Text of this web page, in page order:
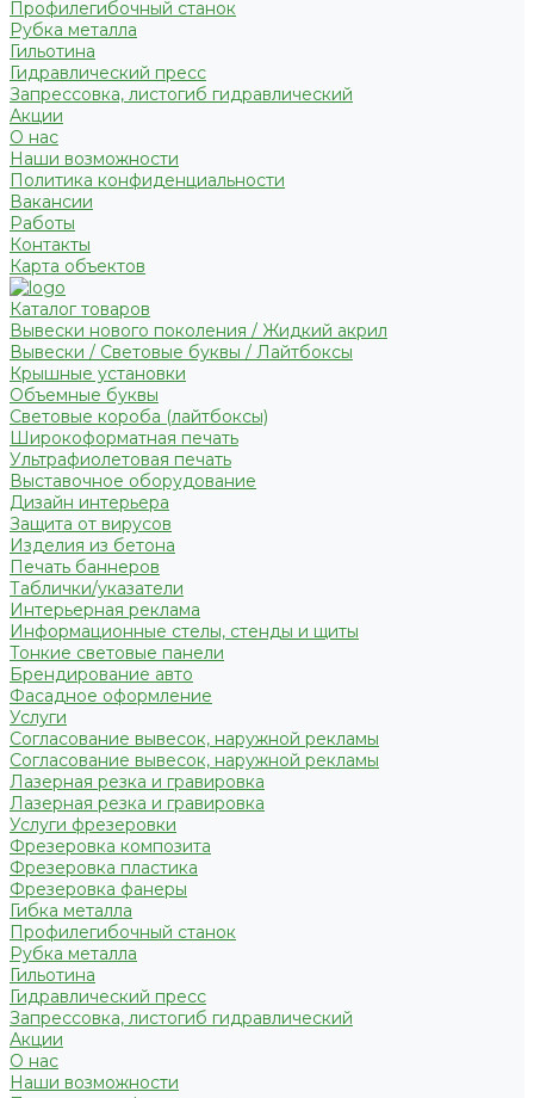
Профилегибочный станок
Рубка металла
Гильотина
Гидравлический пресс
Запрессовка, листогиб гидравлический
Акции
О нас
Наши возможности
Политика конфиденциальности
Вакансии
Работы
Контакты
Карта объектов
Каталог товаров
Вывески нового поколения / Жидкий акрил
Вывески / Световые буквы / Лайтбоксы
Крышные установки
Объемные буквы
Световые короба (лайтбоксы)
Широкоформатная печать
Ультрафиолетовая печать
Выставочное оборудование
Дизайн интерьера
Защита от вирусов
Изделия из бетона
Печать баннеров
Таблички/указатели
Интерьерная реклама
Информационные стелы, стенды и щиты
Тонкие световые панели
Брендирование авто
Фасадное оформление
Услуги
Согласование вывесок, наружной рекламы
Согласование вывесок, наружной рекламы
Лазерная резка и гравировка
Лазерная резка и гравировка
Услуги фрезеровки
Фрезеровка композита
Фрезеровка пластика
Фрезеровка фанеры
Гибка металла
Профилегибочный станок
Рубка металла
Гильотина
Гидравлический пресс
Запрессовка, листогиб гидравлический
Акции
О нас
Наши возможности